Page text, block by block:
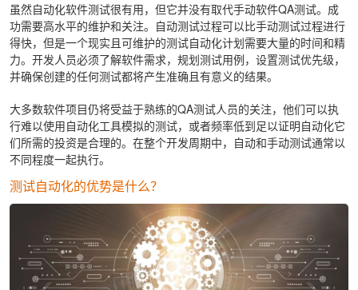
虽然自动化软件测试很有用，但它并没有取代手动软件QA测试。成
功需要高水平的维护和关注。自动测试过程可以比手动测试过程进行
得快，但是一个现实且可维护的测试自动化计划需要大量的时间和精
力。开发人员必须了解软件需求，规划测试用例，设置测试优先级，
并确保创建的任何测试都将产生准确且有意义的结果。
大多数软件项目仍将受益于熟练的QA测试人员的关注，他们可以执
行难以使用自动化工具模拟的测试，或者频率低到足以证明自动化它
们所需的投资是合理的。在整个开发周期中，自动和手动测试通常以
不同程度一起执行。
测试自动化的优势是什么？